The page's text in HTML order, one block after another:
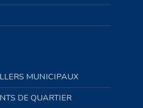
MUNICIPAUX
DE QUARTIER